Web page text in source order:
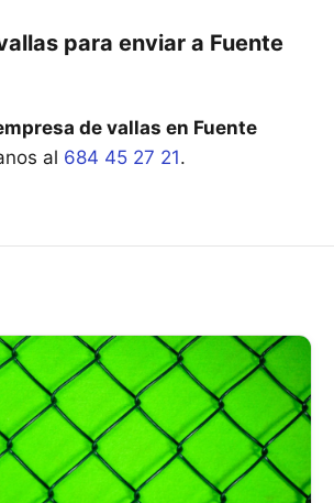
para enviar a Fuente
de vallas en Fuente
al 684 45 27 21.